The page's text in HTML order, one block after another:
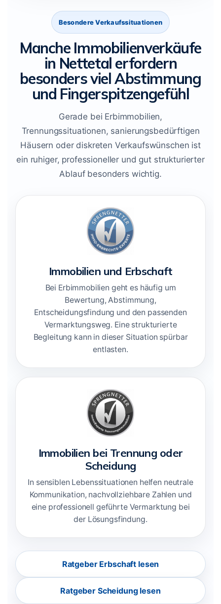
Besondere Verkaufssituationen
Manche Immobilienverkäufe
in Nettetal erfordern
besonders viel Abstimmung
und Fingerspitzengefühl
Gerade bei Erbimmobilien,
Trennungssituationen, sanierungsbedürftigen
Häusern oder diskreten Verkaufswünschen ist
ein ruhiger, professioneller und gut strukturierter
Ablauf besonders wichtig.
Immobilien und Erbschaft
Bei Erbimmobilien geht es häufig um
Bewertung, Abstimmung,
Entscheidungsfindung und den passenden
Vermarktungsweg. Eine strukturierte
Begleitung kann in dieser Situation spürbar
entlasten.
Immobilien bei Trennung oder
Scheidung
In sensiblen Lebenssituationen helfen neutrale
Kommunikation, nachvollziehbare Zahlen und
eine professionell geführte Vermarktung bei
der Lösungsfindung.
Ratgeber Erbschaft lesen
Ratgeber Scheidung lesen